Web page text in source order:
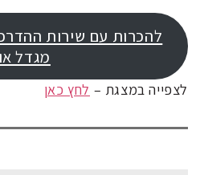
להכרות עם שירות
מגדל
לצפייה במצגת – לחץ כאן